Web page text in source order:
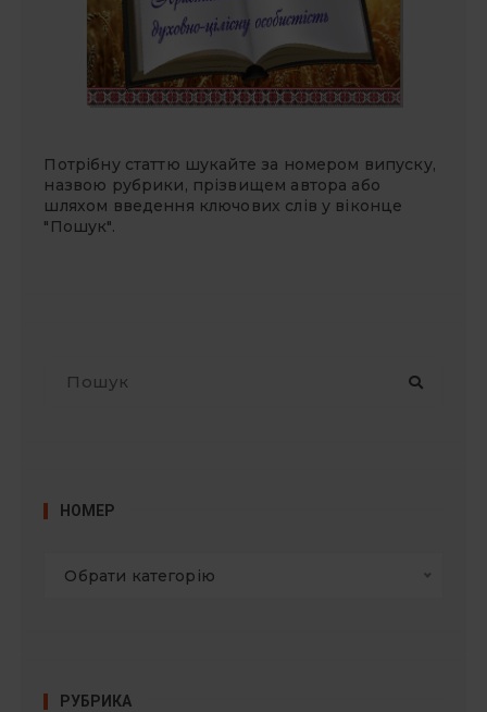
Потрібну статтю шукайте за номером випуску,
назвою рубрики, прізвищем автора або
шляхом введення ключових слів у віконце
"Пошук".
НОМЕР
Обрати категорію
РУБРИКА